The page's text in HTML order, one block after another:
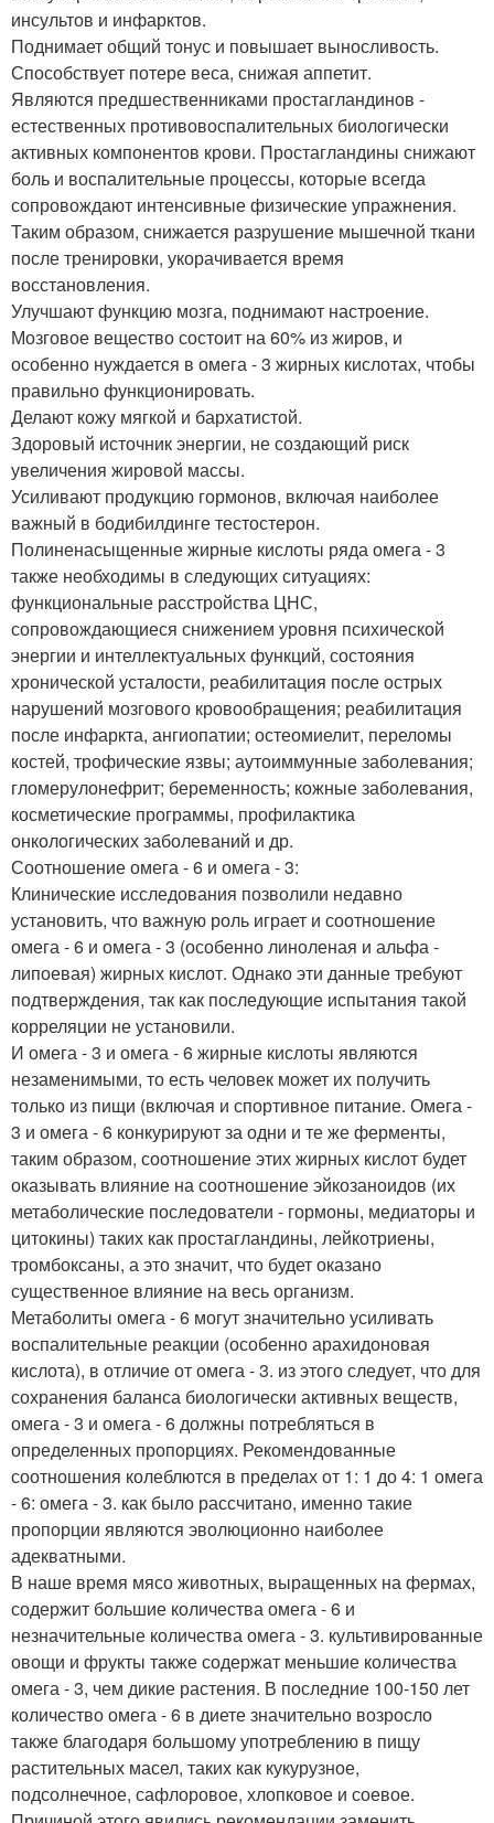
инсультов и инфарктов.
Поднимает общий тонус и повышает выносливость.
Способствует потере веса, снижая аппетит.
Являются предшественниками простагландинов -
естественных противовоспалительных биологически
активных компонентов крови. Простагландины снижают
боль и воспалительные процессы, которые всегда
сопровождают интенсивные физические упражнения.
Таким образом, снижается разрушение мышечной ткани
после тренировки, укорачивается время
восстановления.
Улучшают функцию мозга, поднимают настроение.
Мозговое вещество состоит на 60% из жиров, и
особенно нуждается в омега - 3 жирных кислотах, чтобы
правильно функционировать.
Делают кожу мягкой и бархатистой.
Здоровый источник энергии, не создающий риск
увеличения жировой массы.
Усиливают продукцию гормонов, включая наиболее
важный в бодибилдинге тестостерон.
Полиненасыщенные жирные кислоты ряда омега - 3
также необходимы в следующих ситуациях:
функциональные расстройства ЦНС,
сопровождающиеся снижением уровня психической
энергии и интеллектуальных функций, состояния
хронической усталости, реабилитация после острых
нарушений мозгового кровообращения; реабилитация
после инфаркта, ангиопатии; остеомиелит, переломы
костей, трофические язвы; аутоиммунные заболевания;
гломерулонефрит; беременность; кожные заболевания,
косметические программы, профилактика
онкологических заболеваний и др.
Соотношение омега - 6 и омега - 3:
Клинические исследования позволили недавно
установить, что важную роль играет и соотношение
омега - 6 и омега - 3 (особенно линоленая и альфа -
липоевая) жирных кислот. Однако эти данные требуют
подтверждения, так как последующие испытания такой
корреляции не установили.
И омега - 3 и омега - 6 жирные кислоты являются
незаменимыми, то есть человек может их получить
только из пищи (включая и спортивное питание. Омега -
3 и омега - 6 конкурируют за одни и те же ферменты,
таким образом, соотношение этих жирных кислот будет
оказывать влияние на соотношение эйкозаноидов (их
метаболические последователи - гормоны, медиаторы и
цитокины) таких как простагландины, лейкотриены,
тромбоксаны, а это значит, что будет оказано
существенное влияние на весь организм.
Метаболиты омега - 6 могут значительно усиливать
воспалительные реакции (особенно арахидоновая
кислота), в отличие от омега - 3. из этого следует, что для
сохранения баланса биологически активных веществ,
омега - 3 и омега - 6 должны потребляться в
определенных пропорциях. Рекомендованные
соотношения колеблются в пределах от 1: 1 до 4: 1 омега
- 6: омега - 3. как было рассчитано, именно такие
пропорции являются эволюционно наиболее
адекватными.
В наше время мясо животных, выращенных на фермах,
содержит большие количества омега - 6 и
незначительные количества омега - 3. культивированные
овощи и фрукты также содержат меньшие количества
омега - 3, чем дикие растения. В последние 100-150 лет
количество омега - 6 в диете значительно возросло
также благодаря большому употреблению в пищу
растительных масел, таких как кукурузное,
подсолнечное, сафлоровое, хлопковое и соевое.